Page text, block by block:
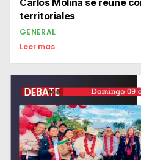
Carlos Molina se reúne
territoriales
GENERAL
Leer mas